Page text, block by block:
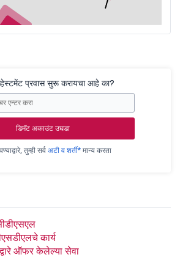
प्रवास सुरू करायचा आहे का?
डिमॅट अकाउंट उघडा
तुम्ही सर्व अटी व शर्ती* मान्य करता
कार्य
ऑफर केलेल्या सेवा